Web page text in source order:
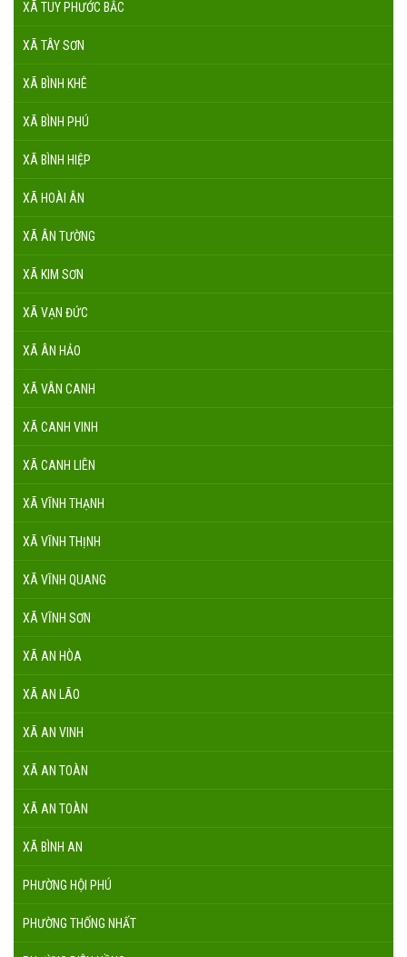
XÃ TUY PHƯỚC BẮC
XÃ TÂY SƠN
XÃ BÌNH KHÊ
XÃ BÌNH PHÚ
XÃ BÌNH HIỆP
XÃ HOÀI ÂN
XÃ ÂN TƯỜNG
XÃ KIM SƠN
XÃ VẠN ĐỨC
XÃ ÂN HẢO
XÃ VÂN CANH
XÃ CANH VINH
XÃ CANH LIÊN
XÃ VĨNH THẠNH
XÃ VĨNH THỊNH
XÃ VĨNH QUANG
XÃ VĨNH SƠN
XÃ AN HÒA
XÃ AN LÃO
XÃ AN VINH
XÃ AN TOÀN
XÃ AN TOÀN
XÃ BÌNH AN
PHƯỜNG HỘI PHÚ
PHƯỜNG THỐNG NHẤT